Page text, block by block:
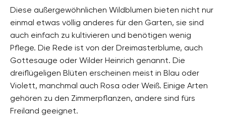
rosa, violett, weiss, blau
Standort
Halbschatten, Absonnig, Sonnig
Blütezeit
Mai, Juni, Juli, August, September
Wuchsform
aufrecht, buschig, mehrjährig, horstbildend,
Staude, Überhängend
Diese außergewöhnlichen Wildblumen bieten nicht nur
einmal etwas völlig anderes für den Garten, sie sind
auch einfach zu kultivieren und benötigen wenig
Pflege. Die Rede ist von der Dreimasterblume, auch
Gottesauge oder Wilder Heinrich genannt. Die
dreiflügeligen Blüten erscheinen meist in Blau oder
Violett, manchmal auch Rosa oder Weiß. Einige Arten
gehören zu den Zimmerpflanzen, andere sind fürs
Freiland geeignet.